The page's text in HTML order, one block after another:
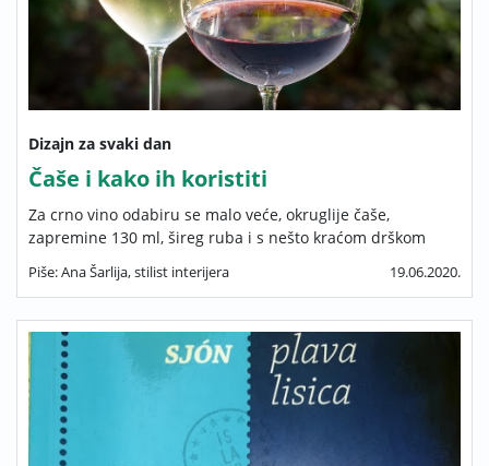
Dizajn za svaki dan
Čaše i kako ih koristiti
Za crno vino odabiru se malo veće, okruglije čaše,
zapremine 130 ml, šireg ruba i s nešto kraćom drškom
Piše: Ana Šarlija, stilist interijera 19.06.2020.